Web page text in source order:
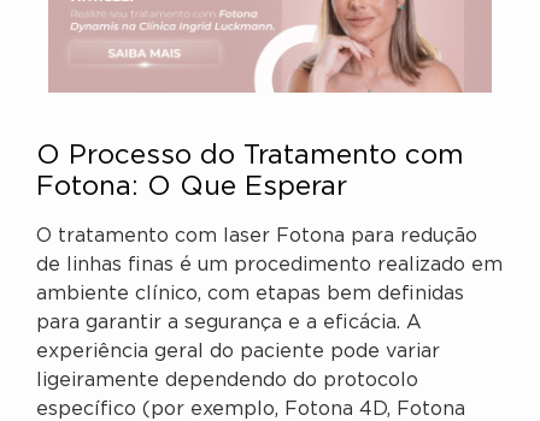
O Processo do Tratamento com
Fotona: O Que Esperar
O tratamento com laser Fotona para redução
de linhas finas é um procedimento realizado em
ambiente clínico, com etapas bem definidas
para garantir a segurança e a eficácia. A
experiência geral do paciente pode variar
ligeiramente dependendo do protocolo
específico (por exemplo, Fotona 4D, Fotona